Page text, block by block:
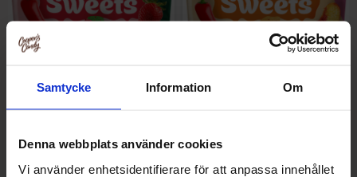
Samtycke Information Om
Denna webbplats använder cookies
Vi använder enhetsidentifierare för att anpassa innehållet
Sweet Story Chili Sweets